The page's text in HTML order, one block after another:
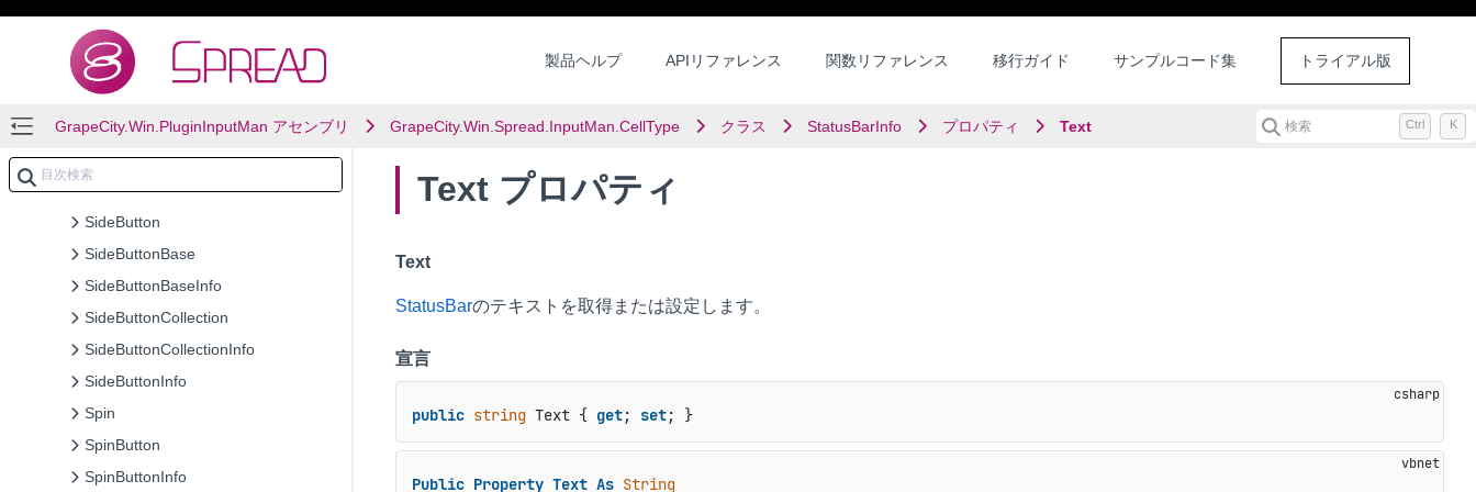
製品ヘルプ APIリファレンス 関数リファレンス 移行ガイド サンプルコード集 トライアル版
GrapeCity.Win.PluginInputMan アセンブリ GrapeCity.Win.Spread.InputMan.CellType クラス StatusBarInfo プロパティ Text 検索 Ctrl K
PopUpCalculatorInfo
PopUpClosingEventArgs
PopUpOpeningEventArgs
ScrolledEventArgs
SeparatorBoxInfo
ShortcutDictionary
SideButton
SideButtonBase
SideButtonBaseInfo
SideButtonCollection
SideButtonCollectionInfo
SideButtonInfo
Spin
SpinButton
SpinButtonInfo
Text プロパティ
Text
StatusBarのテキストを取得または設定します。
宣言
public string Text { get; set; }
Public Property Text As String